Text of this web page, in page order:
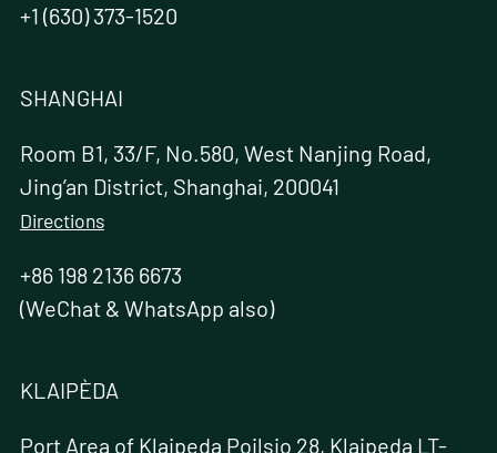
+1 (630) 373-1520
SHANGHAI
Room B1, 33/F, No.580, West Nanjing Road,
Jing’an District, Shanghai, 200041
Directions
+86 198 2136 6673
(WeChat & WhatsApp also)
KLAIPÈDA
Port Area of Klaipeda Poilsio 28, Klaipeda LT-